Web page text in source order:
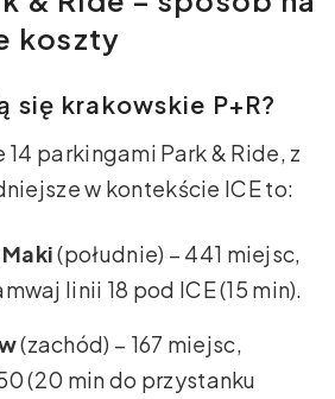
koszty
się krakowskie P+R?
parkingami Park & Ride, z
w kontekście ICE to:
(południe) – 441 miejsc,
linii 18 pod ICE (15 min).
(zachód) – 167 miejsc,
(20 min do przystanku